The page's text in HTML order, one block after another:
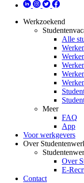
Werkzoekend
Alle
Meer
FAQ
App
Voor werkgevers
Over
Over
E-
Contact